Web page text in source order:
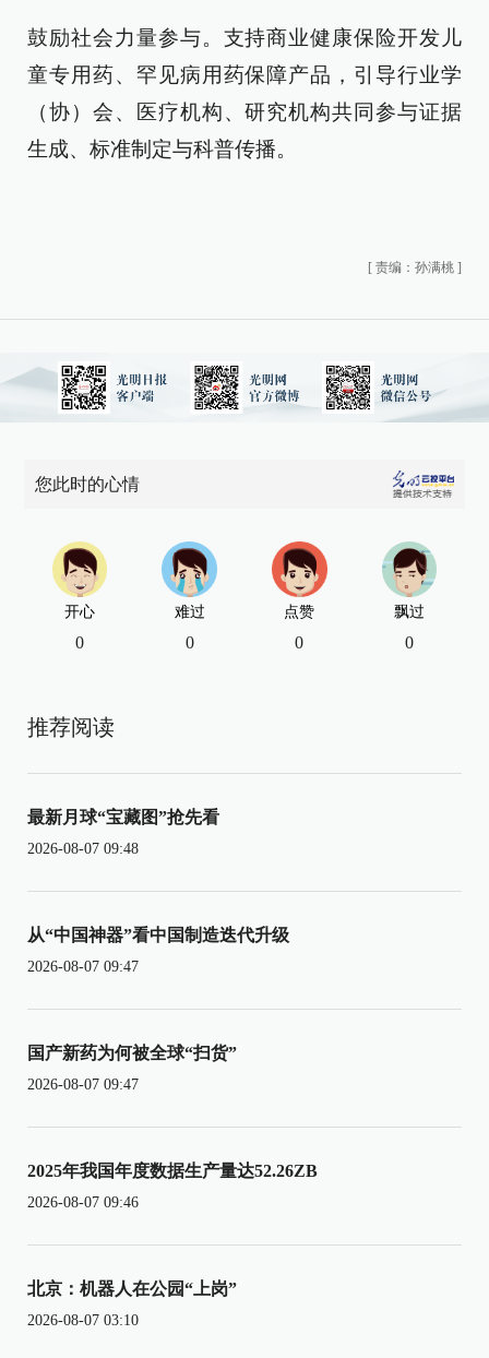
鼓励社会力量参与。支持商业健康保险开发儿
童专用药、罕见病用药保障产品，引导行业学
（协）会、医疗机构、研究机构共同参与证据
生成、标准制定与科普传播。
[ 责编：孙满桃 ]
您此时的心情
开心
0
难过
0
点赞
0
飘过
0
推荐阅读
最新月球“宝藏图”抢先看
2026-08-07 09:48
从“中国神器”看中国制造迭代升级
2026-08-07 09:47
国产新药为何被全球“扫货”
2026-08-07 09:47
2025年我国年度数据生产量达52.26ZB
2026-08-07 09:46
北京：机器人在公园“上岗”
2026-08-07 03:10